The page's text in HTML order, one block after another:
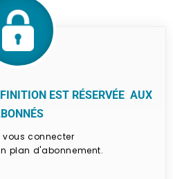
EST RÉSERVÉE AUX
vous connecter
plan d'abonnement.